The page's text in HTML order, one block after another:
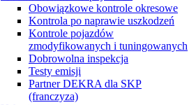
Obowiązkowe kontrole okresowe
Kontrola po naprawie uszkodzeń
Kontrole pojazdów
zmodyfikowanych i tuningowanych
Dobrowolna inspekcja
Testy emisji
Partner DEKRA dla SKP
(franczyza)